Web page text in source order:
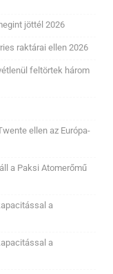
jöttél 2026
raktárai ellen 2026
feltörtek három
ellen az Európa-
a Paksi Atomerőmű
a
a